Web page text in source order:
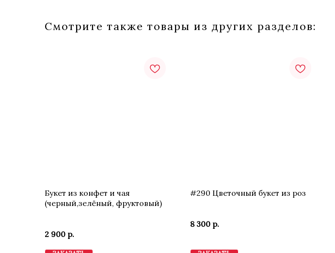
Смотрите также товары из других разделов:
Букет из конфет и чая
(черный,зелёный, фруктовый)
2 900 р.
#290 Цветочный букет из роз
8 300 р.